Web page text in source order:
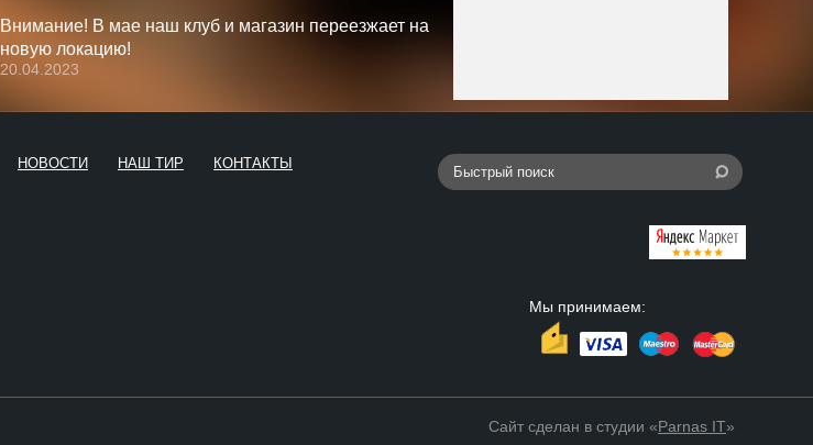
Внимание! В мае наш клуб и магазин переезжает на
новую локацию!
20.04.2023
НОВОСТИ НАШ ТИР КОНТАКТЫ
Мы принимаем:
Сайт сделан в студии «Parnas IT»